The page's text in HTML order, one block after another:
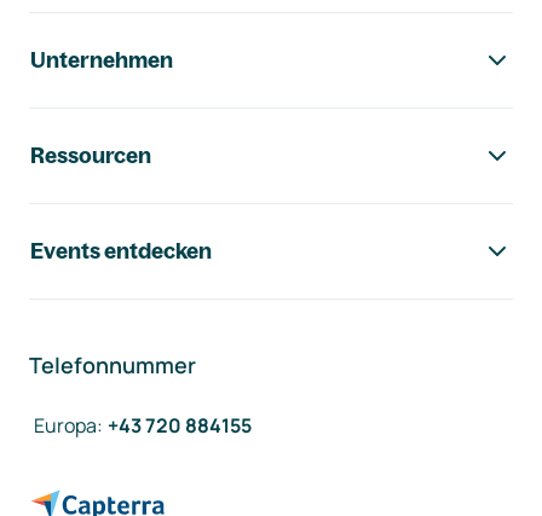
Unternehmen
Ressourcen
Events entdecken
Telefonnummer
Europa: +43 720 884155